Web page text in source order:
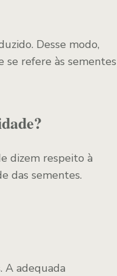
Desse modo,
se refere às sementes
dizem respeito à
das sementes.
A adequada